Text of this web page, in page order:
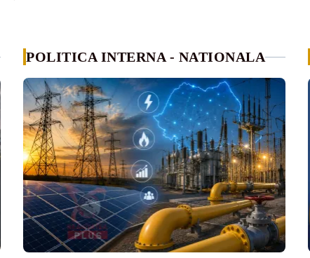
POLITICA INTERNA - NATIONALA